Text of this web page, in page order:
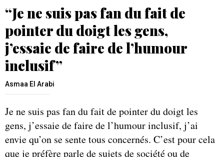
“Je ne suis pas fan du fait de
pointer du doigt les gens,
j’essaie de faire de l’humour
inclusif”
Asmaa El Arabi
Je ne suis pas fan du fait de pointer du doigt les
gens, j’essaie de faire de l’humour inclusif, j’ai
envie qu’on se sente tous concernés. C’est pour cela
que je préfère parle de sujets de société ou de